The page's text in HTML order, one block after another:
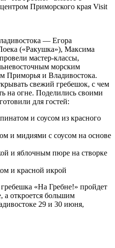
Приморского края Visit
— Егора
(«Ракушка»), Максима
мастер-классы,
морским
Приморья и Владивостока.
свежий гребешок, с чем
на огне. Поделились своими
для гостей:
и соусом из красного
и мидиями с соусом на основе
и яблочным пюре на створке
и красной икрой
«На Гребне!» пройдет
а откроется большим
29 и 30 июня,